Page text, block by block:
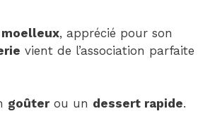
, apprécié pour son
vient de l’association parfaite
goûterou un dessert rapide.